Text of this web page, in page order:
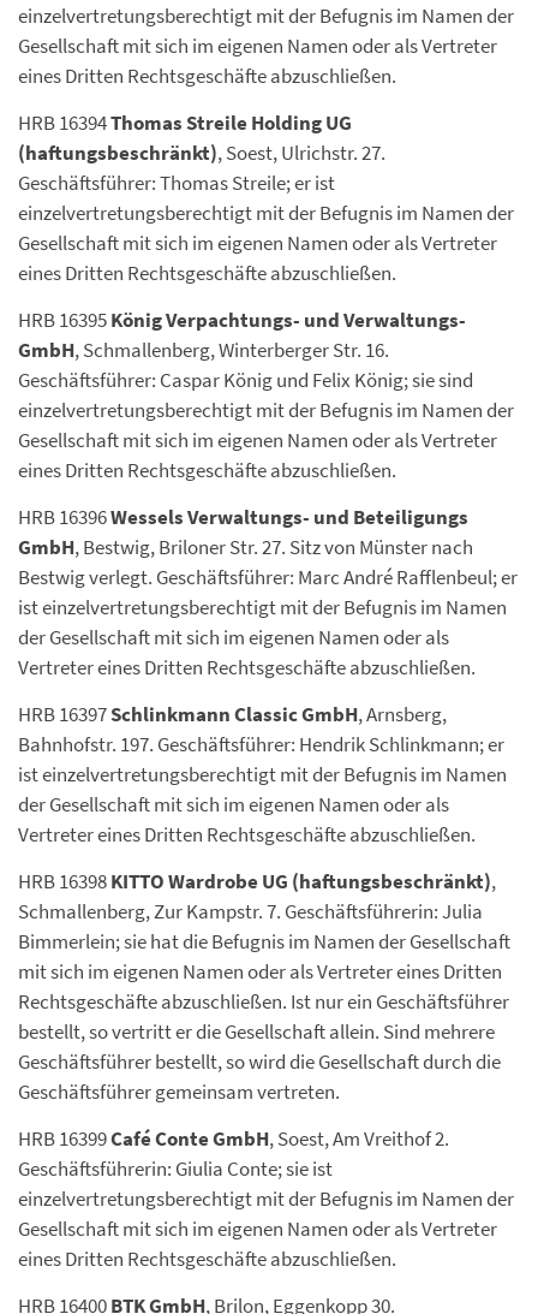
einzelvertretungsberechtigt mit der Befugnis im Namen der
Gesellschaft mit sich im eigenen Namen oder als Vertreter
eines Dritten Rechtsgeschäfte abzuschließen.
HRB 16394Thomas Streile Holding UG
(haftungsbeschränkt), Soest, Ulrichstr. 27.
Geschäftsführer: Thomas Streile; er ist
einzelvertretungsberechtigt mit der Befugnis im Namen der
Gesellschaft mit sich im eigenen Namen oder als Vertreter
eines Dritten Rechtsgeschäfte abzuschließen.
HRB 16395König Verpachtungs- und Verwaltungs-
GmbH, Schmallenberg, Winterberger Str. 16.
Geschäftsführer: Caspar König und Felix König; sie sind
einzelvertretungsberechtigt mit der Befugnis im Namen der
Gesellschaft mit sich im eigenen Namen oder als Vertreter
eines Dritten Rechtsgeschäfte abzuschließen.
HRB 16396Wessels Verwaltungs- und Beteiligungs
GmbH, Bestwig, Briloner Str. 27. Sitz von Münster nach
Bestwig verlegt. Geschäftsführer: Marc André Rafflenbeul; er
ist einzelvertretungsberechtigt mit der Befugnis im Namen
der Gesellschaft mit sich im eigenen Namen oder als
Vertreter eines Dritten Rechtsgeschäfte abzuschließen.
HRB 16397Schlinkmann Classic GmbH, Arnsberg,
Bahnhofstr. 197. Geschäftsführer: Hendrik Schlinkmann; er
ist einzelvertretungsberechtigt mit der Befugnis im Namen
der Gesellschaft mit sich im eigenen Namen oder als
Vertreter eines Dritten Rechtsgeschäfte abzuschließen.
HRB 16398KITTO Wardrobe UG (haftungsbeschränkt),
Schmallenberg, Zur Kampstr. 7. Geschäftsführerin: Julia
Bimmerlein; sie hat die Befugnis im Namen der Gesellschaft
mit sich im eigenen Namen oder als Vertreter eines Dritten
Rechtsgeschäfte abzuschließen. Ist nur ein Geschäftsführer
bestellt, so vertritt er die Gesellschaft allein. Sind mehrere
Geschäftsführer bestellt, so wird die Gesellschaft durch die
Geschäftsführer gemeinsam vertreten.
HRB 16399Café Conte GmbH, Soest, Am Vreithof 2.
Geschäftsführerin: Giulia Conte; sie ist
einzelvertretungsberechtigt mit der Befugnis im Namen der
Gesellschaft mit sich im eigenen Namen oder als Vertreter
eines Dritten Rechtsgeschäfte abzuschließen.
HRB 16400BTK GmbH, Brilon, Eggenkopp 30.